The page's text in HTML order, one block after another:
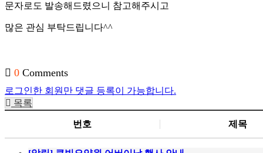
문자로도 발송해드렸으니 참고해주시고
많은 관심 부탁드립니다^^
0 Comments
로그인한 회원만 댓글 등록이 가능합니다.
목록
번호 제목